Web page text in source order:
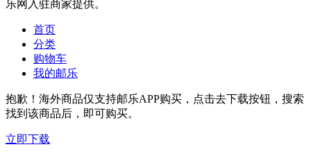
乐网入驻商家提供。
首页
分类
购物车
我的邮乐
抱歉！海外商品仅支持邮乐APP购买，点击去下载按钮，搜索
找到该商品后，即可购买。
立即下载